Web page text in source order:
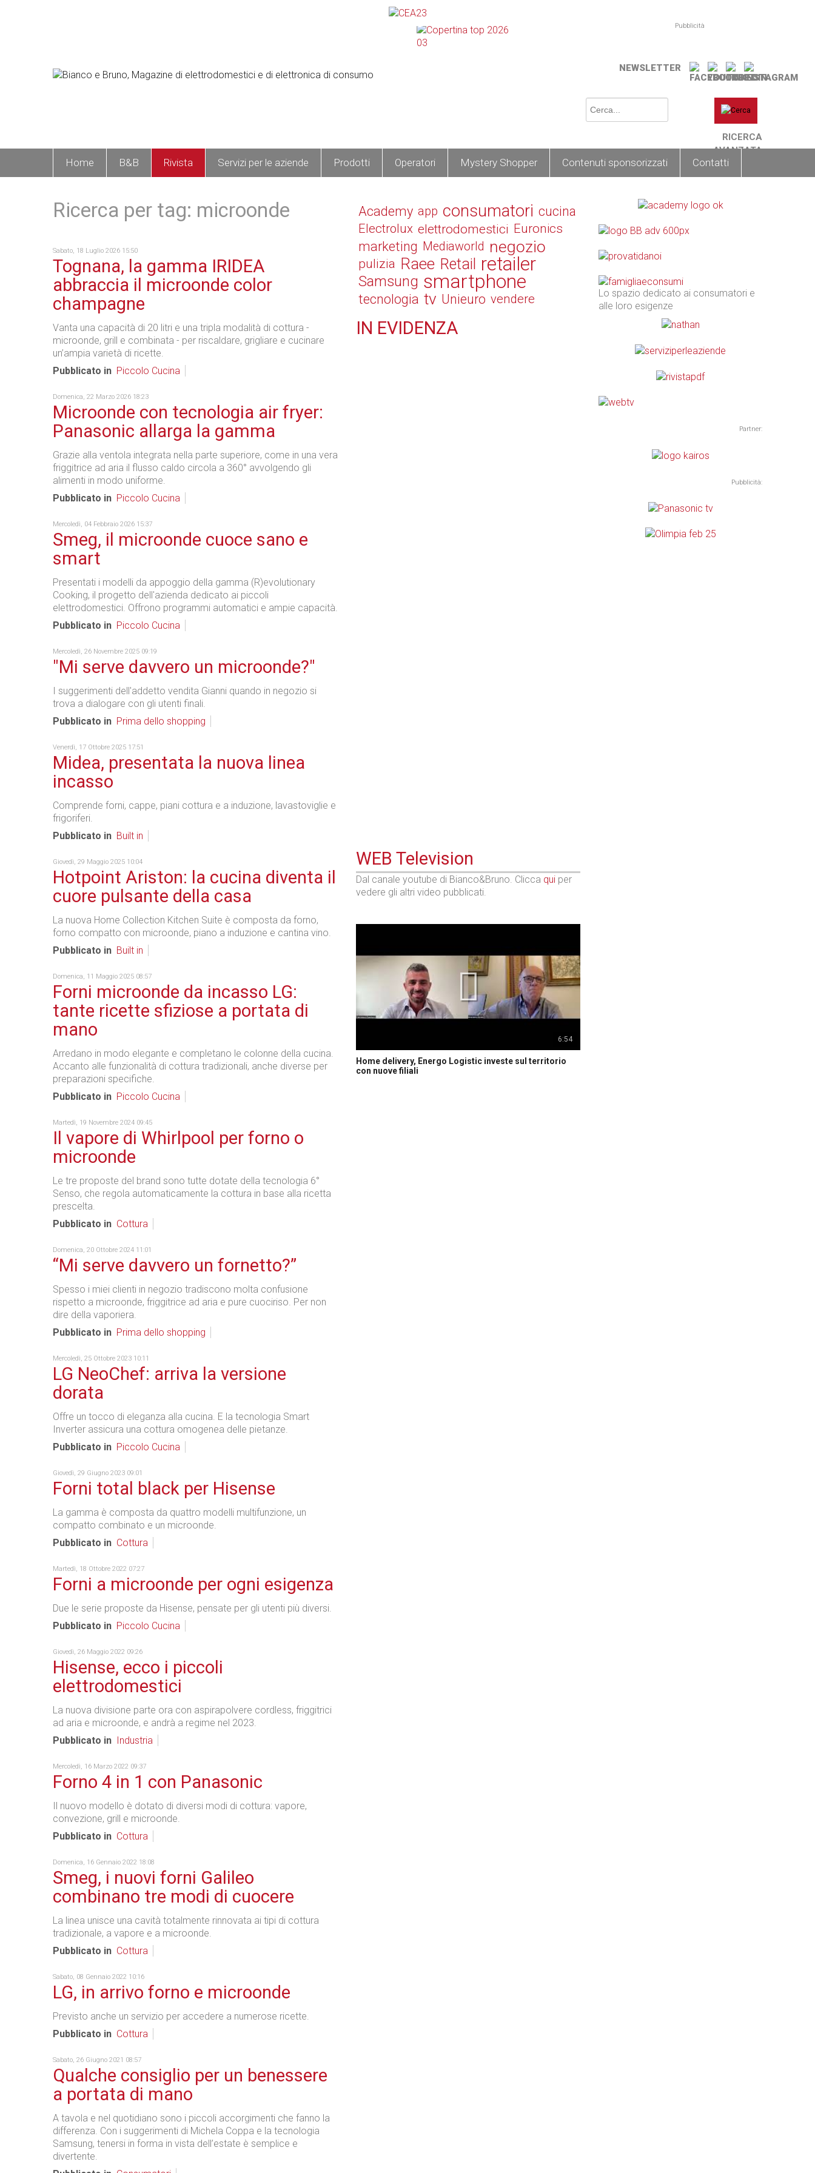
Pubblicità
NEWSLETTER
RICERCA
AVANZATA
Home B&B Rivista Servizi per le aziende Prodotti Operatori Mystery Shopper Contenuti sponsorizzati Contatti
Ricerca per tag: microonde
Sabato, 18 Luglio 2026 15:50
Tognana, la gamma IRIDEA
abbraccia il microonde color
champagne
Vanta una capacità di 20 litri e una tripla modalità di cottura -
microonde, grill e combinata - per riscaldare, grigliare e cucinare
un’ampia varietà di ricette.
Pubblicato in Piccolo Cucina
Domenica, 22 Marzo 2026 18:23
Microonde con tecnologia air fryer:
Panasonic allarga la gamma
Grazie alla ventola integrata nella parte superiore, come in una vera
friggitrice ad aria il flusso caldo circola a 360° avvolgendo gli
alimenti in modo uniforme.
Pubblicato in Piccolo Cucina
Mercoledì, 04 Febbraio 2026 15:37
Smeg, il microonde cuoce sano e
smart
Presentati i modelli da appoggio della gamma (R)evolutionary
Cooking, il progetto dell'azienda dedicato ai piccoli
elettrodomestici. Offrono programmi automatici e ampie capacità.
Pubblicato in Piccolo Cucina
Mercoledì, 26 Novembre 2025 09:19
"Mi serve davvero un microonde?"
I suggerimenti dell'addetto vendita Gianni quando in negozio si
trova a dialogare con gli utenti finali.
Pubblicato in Prima dello shopping
Venerdì, 17 Ottobre 2025 17:51
Midea, presentata la nuova linea
incasso
Comprende forni, cappe, piani cottura e a induzione, lavastoviglie e
frigoriferi.
Pubblicato in Built in
Giovedì, 29 Maggio 2025 10:04
Hotpoint Ariston: la cucina diventa il
cuore pulsante della casa
La nuova Home Collection Kitchen Suite è composta da forno,
forno compatto con microonde, piano a induzione e cantina vino.
Pubblicato in Built in
Domenica, 11 Maggio 2025 08:57
Forni microonde da incasso LG:
tante ricette sfiziose a portata di
mano
Arredano in modo elegante e completano le colonne della cucina.
Accanto alle funzionalità di cottura tradizionali, anche diverse per
preparazioni specifiche.
Pubblicato in Piccolo Cucina
Martedì, 19 Novembre 2024 09:45
Il vapore di Whirlpool per forno o
microonde
Le tre proposte del brand sono tutte dotate della tecnologia 6°
Senso, che regola automaticamente la cottura in base alla ricetta
prescelta.
Pubblicato in Cottura
Domenica, 20 Ottobre 2024 11:01
“Mi serve davvero un fornetto?”
Spesso i miei clienti in negozio tradiscono molta confusione
rispetto a microonde, friggitrice ad aria e pure cuociriso. Per non
dire della vaporiera.
Pubblicato in Prima dello shopping
Mercoledì, 25 Ottobre 2023 10:11
LG NeoChef: arriva la versione
dorata
Offre un tocco di eleganza alla cucina. E la tecnologia Smart
Inverter assicura una cottura omogenea delle pietanze.
Pubblicato in Piccolo Cucina
Giovedì, 29 Giugno 2023 09:01
Forni total black per Hisense
La gamma è composta da quattro modelli multifunzione, un
compatto combinato e un microonde.
Pubblicato in Cottura
Martedì, 18 Ottobre 2022 07:27
Forni a microonde per ogni esigenza
Due le serie proposte da Hisense, pensate per gli utenti più diversi.
Pubblicato in Piccolo Cucina
Giovedì, 26 Maggio 2022 09:26
Hisense, ecco i piccoli
elettrodomestici
La nuova divisione parte ora con aspirapolvere cordless, friggitrici
ad aria e microonde, e andrà a regime nel 2023.
Pubblicato in
Industria
Mercoledì, 16 Marzo 2022 09:37
Forno 4 in 1 con Panasonic
Il nuovo modello è dotato di diversi modi di cottura: vapore,
convezione, grill e microonde.
Pubblicato in Cottura
Domenica, 16 Gennaio 2022 18:08
Smeg, i nuovi forni Galileo
combinano tre modi di cuocere
La linea unisce una cavità totalmente rinnovata ai tipi di cottura
tradizionale, a vapore e a microonde.
Pubblicato in Cottura
Sabato, 08 Gennaio 2022 10:16
LG, in arrivo forno e microonde
Previsto anche un servizio per accedere a numerose ricette.
Pubblicato in Cottura
Sabato, 26 Giugno 2021 08:57
Qualche consiglio per un benessere
a portata di mano
A tavola e nel quotidiano sono i piccoli accorgimenti che fanno la
differenza. Con i suggerimenti di Michela Coppa e la tecnologia
Samsung, tenersi in forma in vista dell’estate è semplice e
divertente.
Academy app consumatori cucina
Electrolux elettrodomestici Euronics
marketing Mediaworld negozio
pulizia Raee Retail retailer
Samsung smartphone
tecnologia tv Unieuro vendere
IN EVIDENZA
WEB Television
Dal canale youtube di Bianco&Bruno. Clicca qui per
vedere gli altri video pubblicati.
6:54
Home delivery, Energo Logistic investe sul territorio
con nuove filiali
Lo spazio dedicato ai consumatori e
alle loro esigenze
Partner:
Pubblicità: